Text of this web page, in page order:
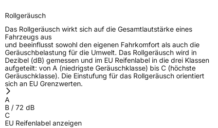
Rollgeräusch
Das Rollgeräusch wirkt sich auf die Gesamtlautstärke eines
Fahrzeugs aus
und beeinflusst sowohl den eigenen Fahrkomfort als auch die
Geräuschbelastung für die Umwelt. Das Rollgeräusch wird in
Dezibel (dB) gemessen und im EU Reifenlabel in die drei Klassen
aufgeteilt: von A (niedrigste Geräuschklasse) bis C (höchste
Geräuschklasse). Die Einstufung für das Rollgeräusch orientiert
sich an EU Grenzwerten.
A
B / 72 dB
C
EU Reifenlabel anzeigen